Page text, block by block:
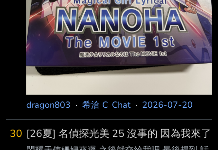
dragon803 · 希洽 C_Chat· 2026-07-20
30 [26夏] 名偵探光美 25 沒事的 因為我來了